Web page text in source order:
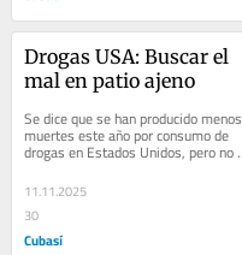
Drogas USA: Buscar el
mal en patio ajeno
Se dice que se han producido menos
muertes este año por consumo de
drogas en Estados Unidos, pero no
que el número de adictos se ha
multiplicado y...
11.11.2025
30
Cubasí